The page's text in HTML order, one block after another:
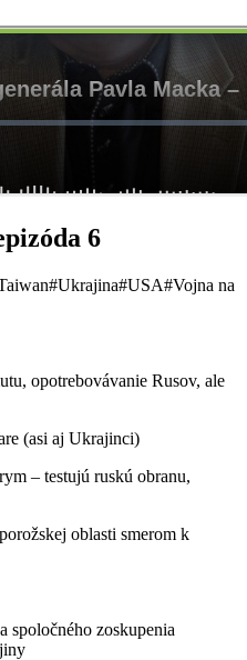
6
#Ukrajina#USA#Vojna na
opotrebovávanie Rusov, ale
(asi aj Ukrajinci)
– testujú ruskú obranu,
oblasti smerom k
spoločného zoskupenia